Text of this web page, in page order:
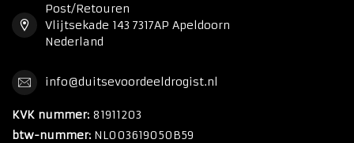
Post/Retouren
Vlijtsekade 143 7317AP Apeldoorn
Nederland
info@duitsevoordeeldrogist.nl
KVK nummer: 81911203
btw-nummer: NL003619050B59